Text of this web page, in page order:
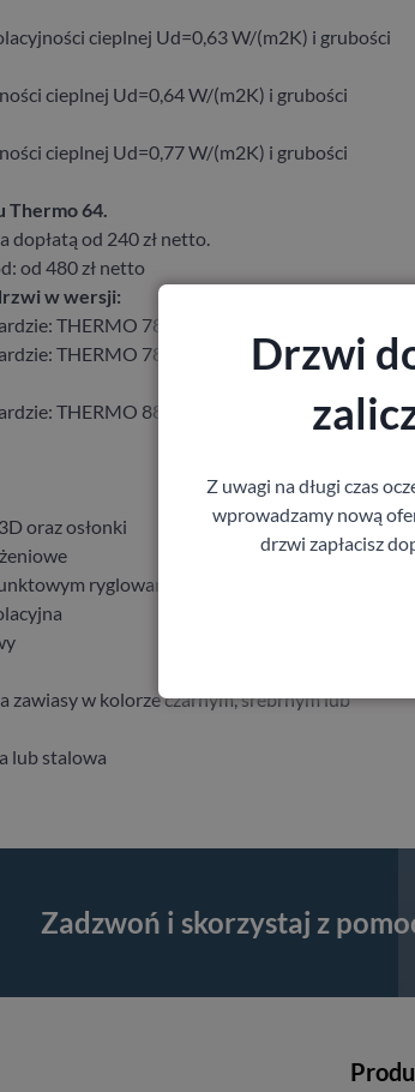
cieplnej Ud=0,63 W/(m2K) i grubości
cieplnej Ud=0,64 W/(m2K) i grubości
cieplnej Ud=0,77 W/(m2K) i grubości
Thermo 64.
dopłatą od 240 zł netto.
od 480 zł netto
w wersji:
THERMO 78 za dopłatą od 650 zł netto
THERMO 78 HOT za dopłatą od 1350 zł
THERMO 88 HOT za dopłatą od 1950 zł
oraz osłonki
ryglowaniem
zawiasy w kolorze czarnym, srebrnym lub
lub stalowa
Zadzwoń i skorzystaj z
Drzwi
Z uwagi na długi czas
wprowadzamy nową
drzwi zapłacisz